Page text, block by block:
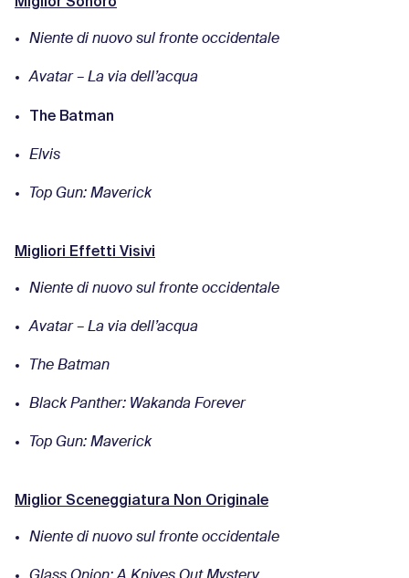
Niente di nuovo sul fronte occidentale
Avatar – La via dell’acqua
The Batman
Elvis
Top Gun: Maverick
Migliori Effetti Visivi
Niente di nuovo sul fronte occidentale
Avatar – La via dell’acqua
The Batman
Black Panther: Wakanda Forever
Top Gun: Maverick
Miglior Sceneggiatura Non Originale
Niente di nuovo sul fronte occidentale